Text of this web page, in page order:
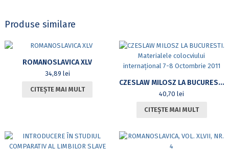
RUSĂ
SLAVĂ
Produse similare
ROMANOSLAVICA XLV
34,89 lei
CITEȘTE MAI MULT
CZESLAW MILOSZ LA BUCURESTI. MATERIALELE COLOCVIULUI INTERNAȚIONAL 7-8 OCTOMBRIE 2011
40,70lei
CITEȘTE MAI MULT